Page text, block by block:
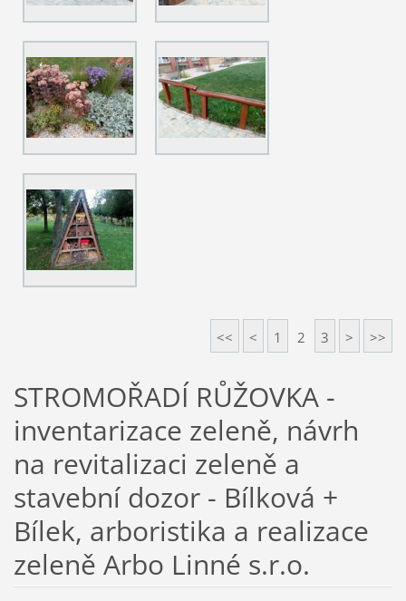
<< < 1 2 3 > >>
STROMOŘADÍ RŮŽOVKA -
inventarizace zeleně, návrh
na revitalizaci zeleně a
stavební dozor - Bílková +
Bílek, arboristika a realizace
zeleně Arbo Linné s.r.o.